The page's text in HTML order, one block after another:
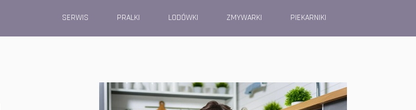
SERWIS PRALKI LODÓWKI ZMYWARKI PIEKARNIKI